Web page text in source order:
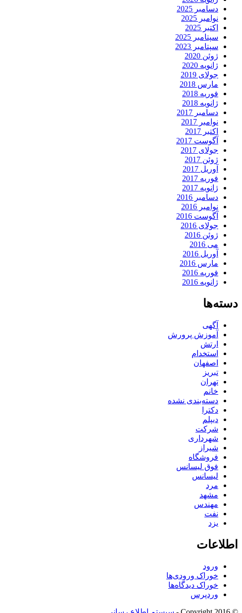
دسامبر 2025
نوامبر 2025
اکتبر 2025
سپتامبر 2025
سپتامبر 2023
ژوئن 2020
ژانویه 2020
جولای 2019
مارس 2018
فوریه 2018
ژانویه 2018
دسامبر 2017
نوامبر 2017
اکتبر 2017
آگوست 2017
جولای 2017
ژوئن 2017
آوریل 2017
فوریه 2017
ژانویه 2017
دسامبر 2016
نوامبر 2016
آگوست 2016
جولای 2016
ژوئن 2016
می 2016
آوریل 2016
مارس 2016
فوریه 2016
ژانویه 2016
دسته‌ها
آگهی
آموزش پرورش
ارتش
استخدام
اصفهان
تبریز
تهران
خانم
دسته‌بندی نشده
دکترا
دیپلم
شرکت
شهرداری
شیراز
فروشگاه
فوق لیسانس
لیسانس
مرد
مشهد
مهندس
نفت
یزد
اطلاعات
ورود
خوراک ورودی‌ها
خوراک دیدگاه‌ها
وردپرس